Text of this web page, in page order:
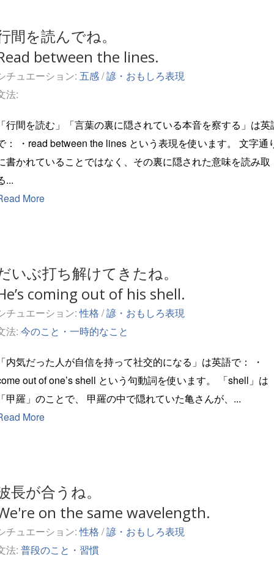
間を読んでね。
between the lines.
チュエーション: 五感/諺・おもしろ表現
法:
行間を読む」「言葉の裏に隠されている本音を察する」は英
という表現を使います。 文字通り
書かれていることではなく、その裏に隠された意味を読み取
...
More
いぶ打ち解けてきたね。
coming out of his shell.
チュエーション:性格 /諺・おもしろ表現
法: 今のこと・一時的なこと
内気だった人が自信を持って社交的になる」は英語で： ・
out of one’s shell という句動詞を使います。 「shell」は
「甲羅」のことで、 甲羅の中で隠れていた亀さんが、...
More
長が合うね。
on the same wavelength.
チュエーション:性格 /諺・おもしろ表現
法: 普段のこと・習慣